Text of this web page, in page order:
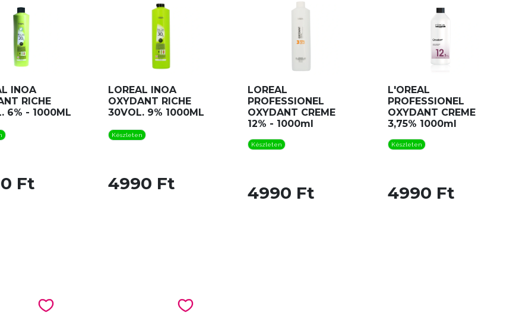
INOA
RICHE
6% - 1000ML
Ft
LOREAL INOA
OXYDANT RICHE
30VOL. 9% 1000ML
Készleten
4990 Ft
LOREAL
PROFESSIONEL
OXYDANT CREME
12% - 1000ml
Készleten
4990 Ft
L'OREAL
PROFESSIONEL
OXYDANT CREME
3,75% 1000ml
Készleten
4990 Ft